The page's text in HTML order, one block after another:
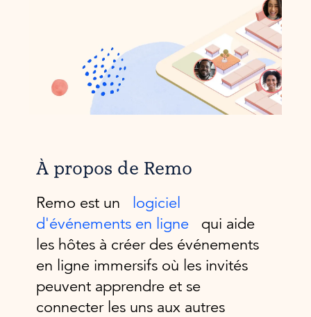
À propos de Remo
Remo est un
logiciel
d'événements en ligne
qui aide
les hôtes à créer des événements
en ligne immersifs où les invités
peuvent apprendre et se
connecter les uns aux autres